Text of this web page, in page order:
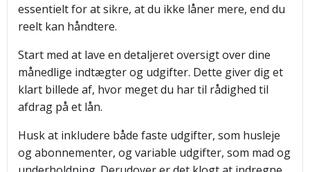
essentielt for at sikre, at du ikke låner mere, end du
reelt kan håndtere.
Start med at lave en detaljeret oversigt over dine
månedlige indtægter og udgifter. Dette giver dig et
klart billede af, hvor meget du har til rådighed til
afdrag på et lån.
Husk at inkludere både faste udgifter, som husleje
og abonnementer, og variable udgifter, som mad og